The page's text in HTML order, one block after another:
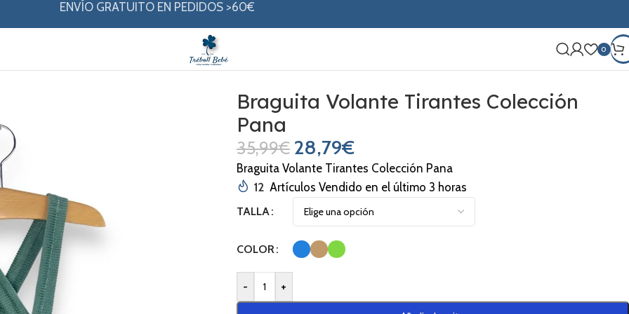
ENVÍO GRATUITO EN PEDIDOS >60€
0
Braguita Volante Tirantes Colección
Pana
35,99€ 28,79€
Braguita Volante Tirantes Colección Pana
12 Artículos Vendido en el último 3 horas
TALLA
COLOR
- +